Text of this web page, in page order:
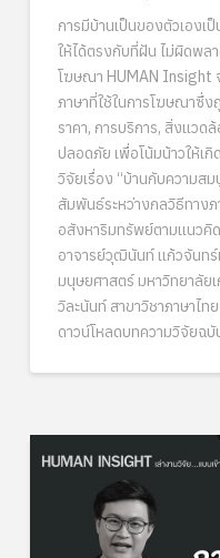
การมีบ้านเป็นของตัวเองเ
ให้ได้ตรงกับที่ฝัน ไม่ผิดพลา
โฆษณา HUMAN Insight
ภาษาที่ใช้ในการโฆษณาซึ่ง
ราคา, การบริการ, สิ่งแว
ปลอดภัย เพื่อโน้มน้าวให้เ
วิจัยเรื่อง “บ้านกับความส
สัมพันธ์ระหว่างกลวิธีทาง
อสังหาริมทรัพย์ตามแนวคิ
อาจารย์วุฒินันท์ แก้วจันทร์
มนุษยศาสตร์ มหาวิทยาลัย
วิละนันท์ สาขาวิชาภาษาไ
ดาวน์โหลดบทความวิจัยฉ